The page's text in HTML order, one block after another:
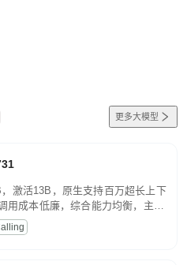
更多大模型
激活13B，原生支持百万超长上下
用成本低廉，综合能力均衡，主打
、内容创作、基础 RAG、批量